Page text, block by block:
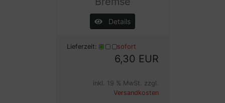
Details
Lieferzeit: sofort
6,30 EUR
inkl. 19 % MwSt. zzgl.
Versandkosten